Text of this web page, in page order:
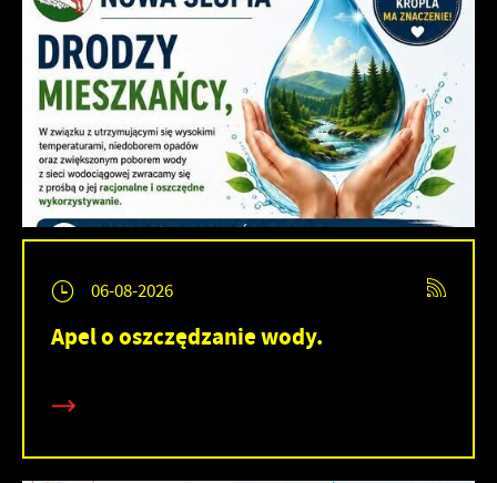
06-08-2026
Apel o oszczędzanie wody.